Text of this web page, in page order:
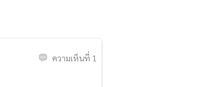
ความเห็นที่ 1